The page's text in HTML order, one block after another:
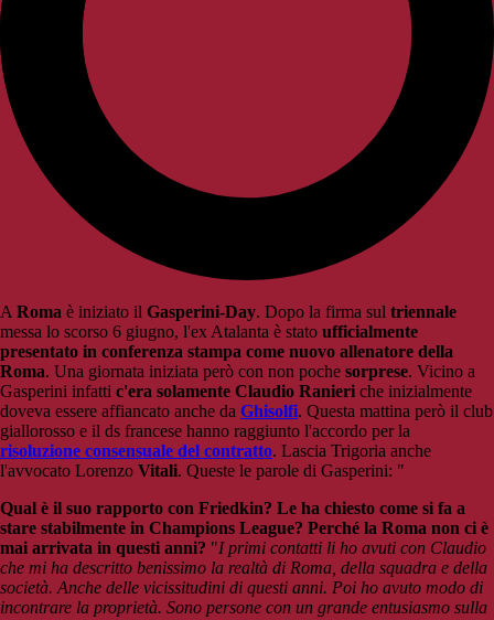
ARoma è iniziato il Gasperini-Day. Dopo la firma sul triennale
messa lo scorso 6 giugno, l'ex Atalanta è stato ufficialmente
presentato in conferenza stampa come nuovo allenatore della
Roma. Una giornata iniziata però con non poche sorprese. Vicino a
Gasperini infatti c'era solamente Claudio Ranieri che inizialmente
doveva essere affiancato anche da Ghisolfi. Questa mattina però il club
giallorosso e il ds francese hanno raggiunto l'accordo per la
risoluzione consensuale del contratto. Lascia Trigoria anche
l'avvocato Lorenzo Vitali. Queste le parole di Gasperini: "
Qual è il suo rapporto con Friedkin? Le ha chiesto come si fa a
stare stabilmente in Champions League? Perché la Roma non ci è
mai arrivata in questi anni? "I primi contatti li ho avuti con Claudio
che mi ha descritto benissimo la realtà di Roma, della squadra e della
società. Anche delle vicissitudini di questi anni. Poi ho avuto modo di
incontrare la proprietà. Sono persone con un grande entusiasmo sulla